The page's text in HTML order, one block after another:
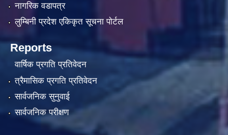
नागरिक वडापत्र
लुम्बिनी प्रदेश एकिकृत सूचना पाेर्टल
Reports
वार्षिक प्रगति प्रतिवेदन
त्रैमासिक प्रगति प्रतिवेदन
सार्वजनिक सुनुवाई
सार्वजनिक परीक्षण